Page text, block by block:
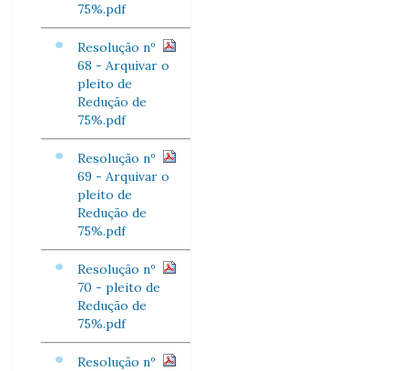
75%.pdf
Resolução nº
68 - Arquivar o
pleito de
Redução de
75%.pdf
Resolução nº
69 - Arquivar o
pleito de
Redução de
75%.pdf
Resolução nº
70 - pleito de
Redução de
75%.pdf
Resolução nº